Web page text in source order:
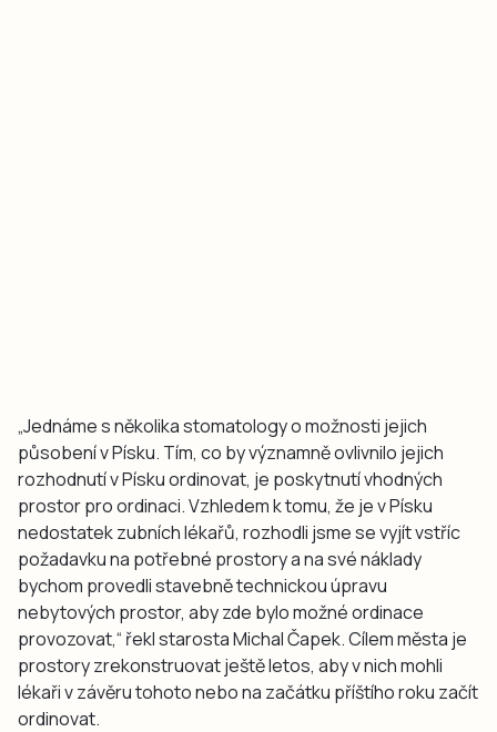
„Jednáme s několika stomatology o možnosti jejich
působení v Písku. Tím, co by významně ovlivnilo jejich
rozhodnutí v Písku ordinovat, je poskytnutí vhodných
prostor pro ordinaci. Vzhledem k tomu, že je v Písku
nedostatek zubních lékařů, rozhodli jsme se vyjít vstříc
požadavku na potřebné prostory a na své náklady
bychom provedli stavebně technickou úpravu
nebytových prostor, aby zde bylo možné ordinace
provozovat,“ řekl starosta Michal Čapek. Cílem města je
prostory zrekonstruovat ještě letos, aby v nich mohli
lékaři v závěru tohoto nebo na začátku příštího roku začít
ordinovat.